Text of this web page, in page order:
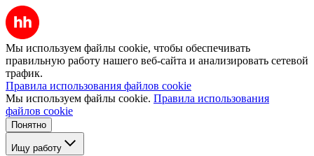
Мы используем файлы cookie, чтобы обеспечивать
правильную работу нашего веб-сайта и анализировать сетевой
трафик.
Правила использования файлов cookie
Мы используем файлы cookie. Правила использования
файлов cookie
Понятно
Ищу работу